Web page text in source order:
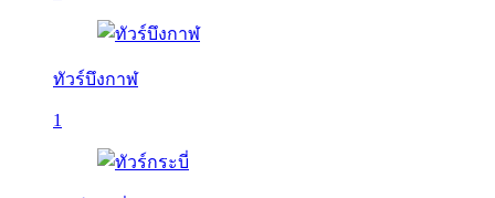
ทัวร์บึงกาฬ
1